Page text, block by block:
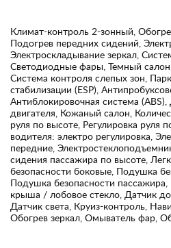
Климат-контроль 2-зонный,
Подогрев передних сидений,
Электроскладывание зеркал,
Светодиодные фары, Темный
Система контроля слепых зон,
стабилизации (ESP),
Антиблокировочная система
двигателя, Кожаный салон,
руля по высоте, Регулировка руля
водителя: электро регулировка,
передние,
сидения пассажира по высоте,
безопасности боковые, Подушка
Подушка безопасности
крыша / лобовое стекло, Датчик
Датчик света, Круиз-контроль,
Обогрев зеркал, Омыватель фар,